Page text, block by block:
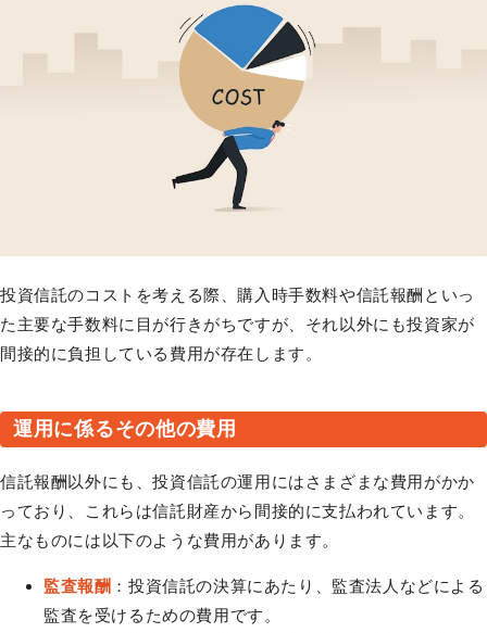
投資信託のコストを考える際、購入時手数料や信託報酬といっ
た主要な手数料に目が行きがちですが、それ以外にも投資家が
間接的に負担している費用が存在します。
運用に係るその他の費用
信託報酬以外にも、投資信託の運用にはさまざまな費用がかか
っており、これらは信託財産から間接的に支払われています。
主なものには以下のような費用があります。
監査報酬 ：投資信託の決算にあたり、監査法人などによる
監査を受けるための費用です。